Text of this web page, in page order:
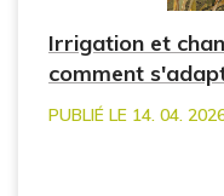
Irrigation et
comment
PUBLIÉ LE 14. 04.